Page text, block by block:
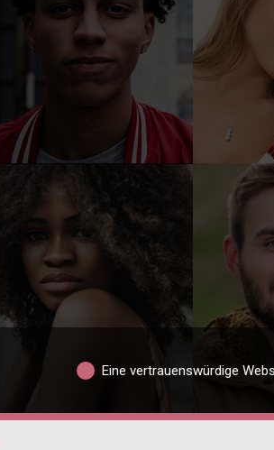
Eine vertrauenswürdige